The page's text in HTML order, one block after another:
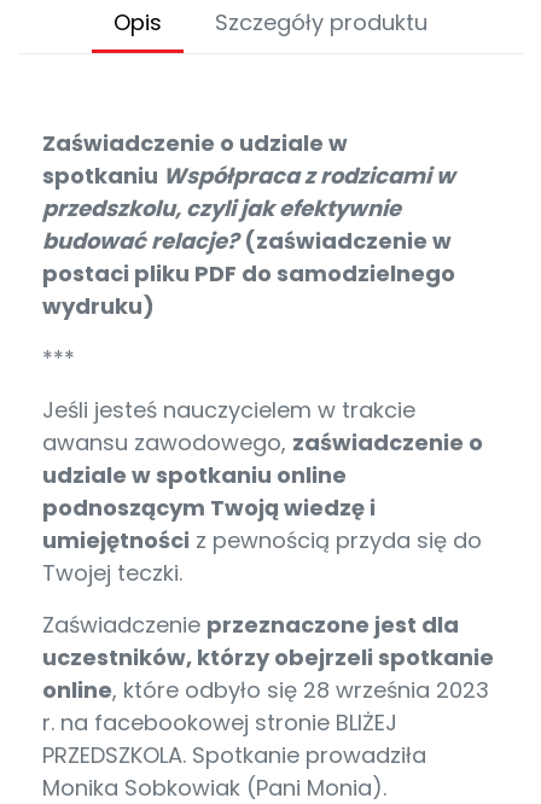
Opis Szczegóły produktu
Zaświadczenie o udziale w
spotkaniu Współpraca z rodzicami w
przedszkolu, czyli jak efektywnie
budować relacje?(zaświadczenie w
postaci pliku PDF do samodzielnego
wydruku)
***
Jeśli jesteś nauczycielem w trakcie
awansu zawodowego, zaświadczenie o
udziale w spotkaniu online
podnoszącym Twoją wiedzę i
umiejętności z pewnością przyda się do
Twojej teczki.
Zaświadczenie przeznaczone jest dla
uczestników, którzy obejrzeli spotkanie
online, które odbyło się 28 września 2023
r. na facebookowej stronie BLIŻEJ
PRZEDSZKOLA. Spotkanie prowadziła
Monika Sobkowiak (Pani Monia).